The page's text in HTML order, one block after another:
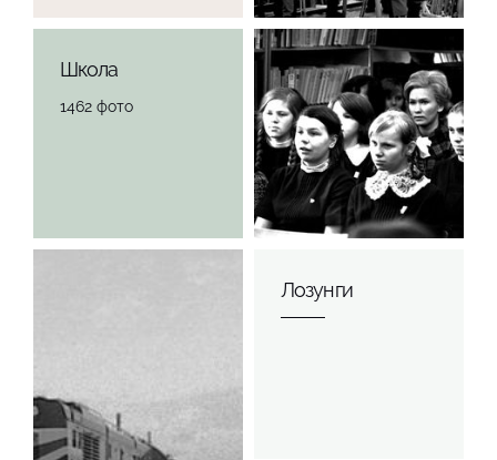
Школа
1462 фото
Лозунги